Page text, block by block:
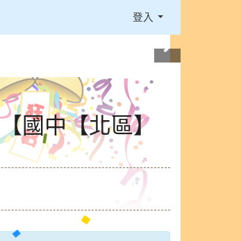
登入
國中【北區】